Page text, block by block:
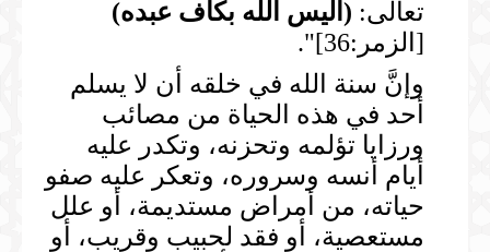
تعالى: ( أليس الله بكاف عبده)
[الزمر:36]".
وإنَّ سنة الله في خلقه أن لا يسلم
أحد في هذه الحياة من مصائب
ورزايا تؤلمه وتحزنه، وتكدر عليه
أيام أنسه وسروره، وتعكر عليه صفو
حياته، من أمراض مستديمة، أو علل
مستعصية، أو فقد لحبيب وقريب، أو